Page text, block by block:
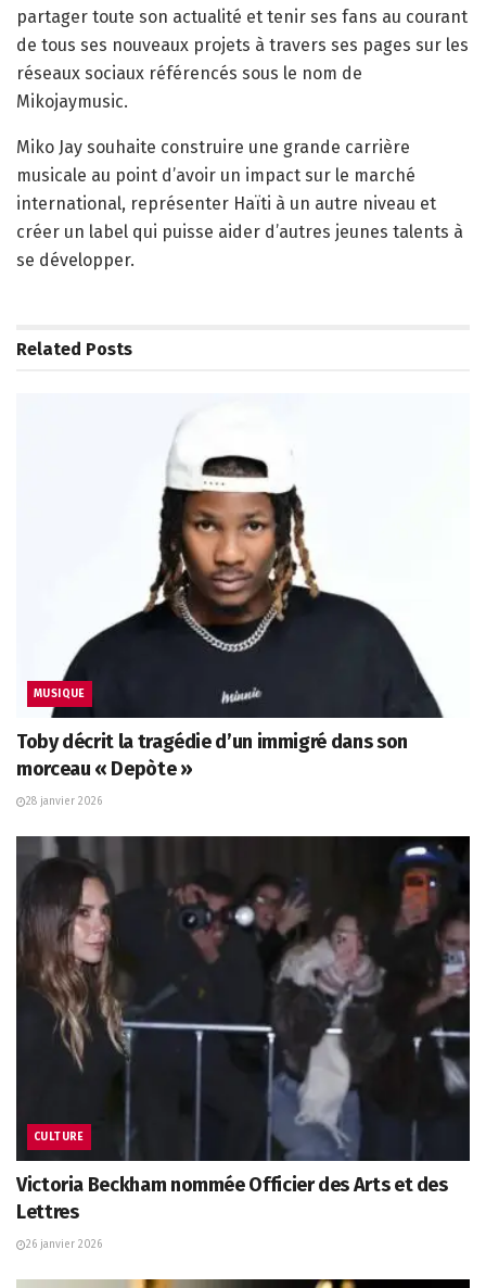
partager toute son actualité et tenir ses fans au courant
de tous ses nouveaux projets à travers ses pages sur les
réseaux sociaux référencés sous le nom de
Mikojaymusic.
Miko Jay souhaite construire une grande carrière
musicale au point d’avoir un impact sur le marché
international, représenter Haïti à un autre niveau et
créer un label qui puisse aider d’autres jeunes talents à
se développer.
Related Posts
MUSIQUE
Toby décrit la tragédie d’un immigré dans son
morceau « Depòte »
28 janvier 2026
CULTURE
Victoria Beckham nommée Officier des Arts et des
Lettres
26 janvier 2026